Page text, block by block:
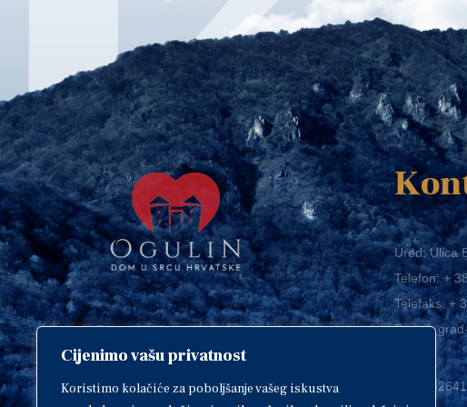
Cijenimo vašu privatnost
Koristimo kolačiće za poboljšanje vašeg iskustva
Copyright © 2018. Grad Ogulin,
sva prava pridržana.
Ured: Ulica
Telefon:+
Telefaks:+
E-mail:
OIB:
IBAN: